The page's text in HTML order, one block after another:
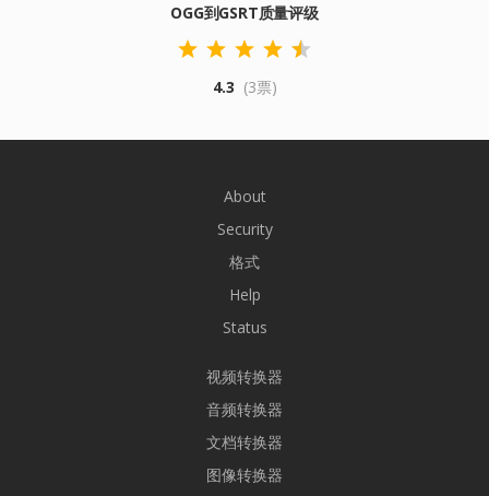
OGG到GSRT质量评级
4.3 (3票)
About
Security
格式
Help
Status
视频转换器
音频转换器
文档转换器
图像转换器